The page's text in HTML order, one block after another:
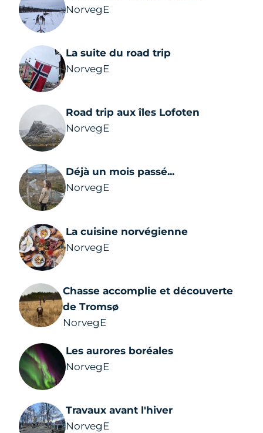
NorvegE
La suite du road trip
NorvegE
Road trip aux îles Lofoten
NorvegE
Déjà un mois passé...
NorvegE
La cuisine norvégienne
NorvegE
Chasse accomplie et découverte
de Tromsø
NorvegE
Les aurores boréales
NorvegE
Travaux avant l'hiver
NorvegE